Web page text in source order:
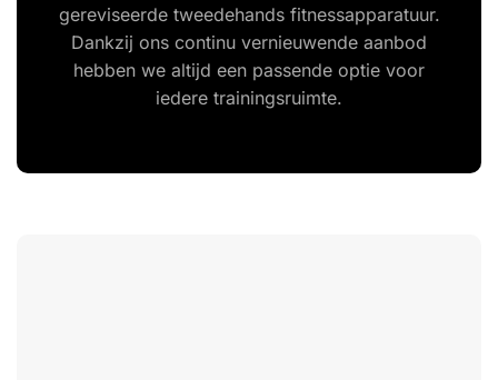
gereviseerde tweedehands fitnessapparatuur.
Dankzij ons continu vernieuwende aanbod
hebben we altijd een passende optie voor
iedere trainingsruimte.